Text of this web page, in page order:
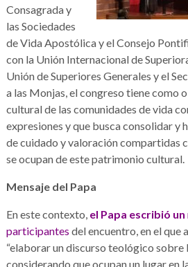
Consagrada y
las Sociedades
de Vida Apostólica y el Consejo
con la Unión Internacional de
Unión de Superiores Generales y el
a las Monjas, el congreso tiene como
cultural de las comunidades de vida
expresiones y que busca consolidar y
de cuidado y valoración compartidas
se ocupan de este patrimonio cultural.
Mensaje del Papa
En este contexto, el Papa escribió un
participantes del encuentro, en el que
“elaborar un discurso teológico sobre
considerando que ocupan un lugar en